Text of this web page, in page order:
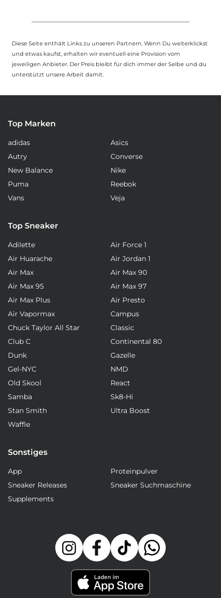
Diese Seite enthält Links zu unseren Partnern. Wenn Du weiterklickst
und etwas kaufst, erhalten wir eventuell eine Provision vom
jeweiligen Anbieter. Der Preis bleibt für dich immer der Selbe und du
unterstützt unsere Arbeit damit.
Top Marken
adidas
Asics
Autry
Converse
New Balance
Nike
Puma
Reebok
Vans
Veja
Top Sneaker
Adilette
Air Force 1
Air Huarache
Air Jordan 1
Air Max
Air Max 90
Air Max 95
Air Max 97
Air Max Plus
Air Presto
Air Vapormax
Campus
Chuck Taylor All Star
Classic
Club C
Continental 80
Dunk
Gazelle
Gel-NYC
NMD
Old Skool
React
Samba
Sk8-Hi
Stan Smith
Ultra Boost
Waffle
Sonstiges
App
Proteinpulver
Sneaker Releases
Sneaker Suchmaschine
Supplements